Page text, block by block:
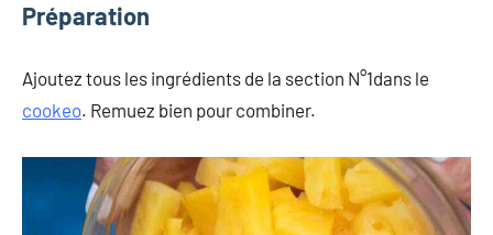
Préparation
Ajoutez tous les ingrédients de la section N°1dans le
cookeo. Remuez bien pour combiner.